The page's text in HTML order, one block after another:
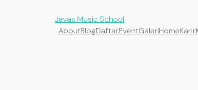
Javas Music School
AboutBlogDaftarEventGaleriHomeKarir